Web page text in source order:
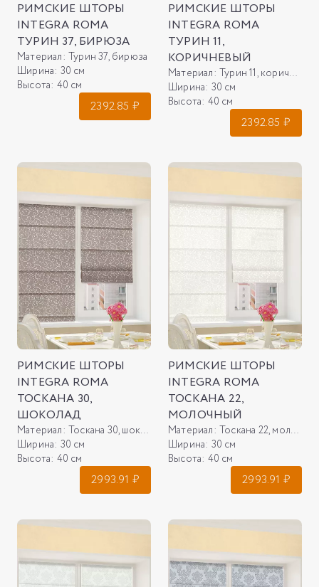
РИМСКИЕ ШТОРЫ
INTEGRA ROMA
ТУРИН 37, БИРЮЗА
Материал: Турин 37, бирюза
Ширина: 30 см
Высота: 40 см
2392.85 ₽
РИМСКИЕ ШТОРЫ
INTEGRA ROMA
ТУРИН 11,
КОРИЧНЕВЫЙ
Материал: Турин 11, коричневый
Ширина: 30 см
Высота: 40 см
2392.85 ₽
РИМСКИЕ ШТОРЫ
INTEGRA ROMA
ТОСКАНА 30,
ШОКОЛАД
Материал: Тоскана 30, шоколад
Ширина: 30 см
Высота: 40 см
2993.91 ₽
РИМСКИЕ ШТОРЫ
INTEGRA ROMA
ТОСКАНА 22,
МОЛОЧНЫЙ
Материал: Тоскана 22, молочный
Ширина: 30 см
Высота: 40 см
2993.91 ₽